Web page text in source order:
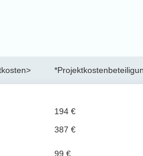
194 €
387 €
99 €